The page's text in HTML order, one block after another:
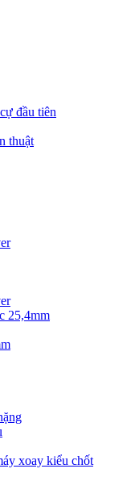
đầu tiên
thuật
25,4mm
xoay kiểu chốt